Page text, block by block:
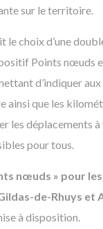
sur le territoire.
le choix d’une
Points nœuds
d’indiquer aux
ainsi que les
les déplacements à
pour tous.
nœuds » pour
de-Rhuys et
à disposition.